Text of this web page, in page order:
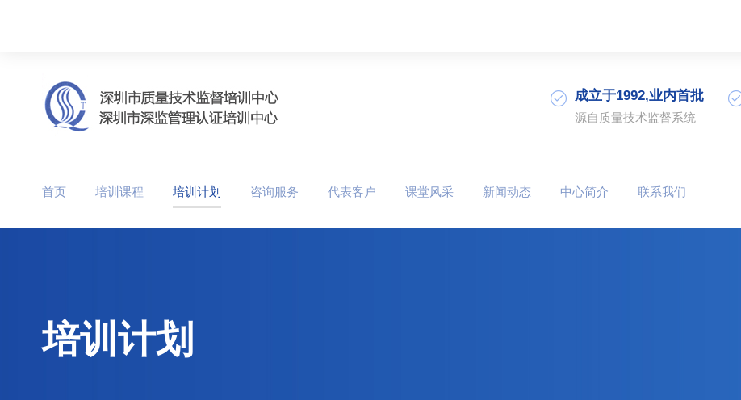
成立于1992,业内首批
源自质量技术监督系统
首页 培训课程 培训计划 咨询服务 代表客户 课堂风采 新闻动态 中心简介 联系我们
培训计划